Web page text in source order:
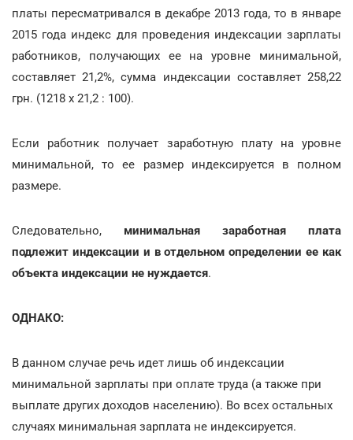
платы пересматривался в декабре 2013 года, то в январе
2015 года индекс для проведения индексации зарплаты
работников, получающих ее на уровне минимальной,
составляет 21,2%, сумма индексации составляет 258,22
грн. (1218 х 21,2 : 100).
Если работник получает заработную плату на уровне
минимальной, то ее размер индексируется в полном
размере.
Следовательно, минимальная заработная плата
подлежит индексации и в отдельном определении ее как
объекта индексации не нуждается.
ОДНАКО:
В данном случае речь идет лишь об индексации
минимальной зарплаты при оплате труда (а также при
выплате других доходов населению). Во всех остальных
случаях минимальная зарплата не индексируется.